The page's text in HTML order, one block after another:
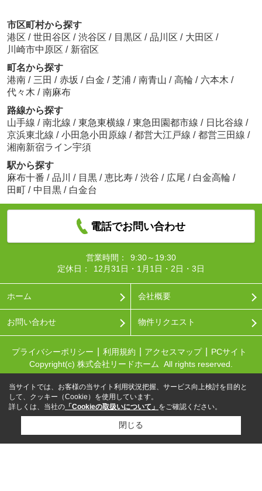
市区町村から探す
港区 / 世田谷区 / 渋谷区 / 目黒区 / 品川区 / 大田区 /
川崎市中原区 / 新宿区
町名から探す
港南 / 三田 / 赤坂 / 白金 / 芝浦 / 南青山 / 高輪 / 六本木 /
代々木 / 南麻布
路線から探す
山手線 / 南北線 / 東急東横線 / 東急田園都市線 / 日比谷線 /
京浜東北線 / 小田急小田原線 / 都営大江戸線 / 都営三田線 /
湘南新宿ライン宇須
駅から探す
麻布十番 / 品川 / 目黒 / 恵比寿 / 渋谷 / 広尾 / 白金高輪 /
田町 / 中目黒 / 白金台
電話でお問い合わせ
営業時間：
9:30～19:30
定休日：
12月31日・1月1日・2日・3日
ホーム 会社概要
お問い合わせ 物件リクエスト
プライバシーポリシー 利用規約 アクセスマップ
PCサイト
Copyright(c) 株式会社リードホーム All rights reserved.
当サイトでは、お客様の当サイト利用状況把握、サービス向上検討を目的と
して、クッキー（Cookie）を使用しています。
詳しくは、当社の 「Cookieの取扱いについて」 をご確認ください。
閉じる